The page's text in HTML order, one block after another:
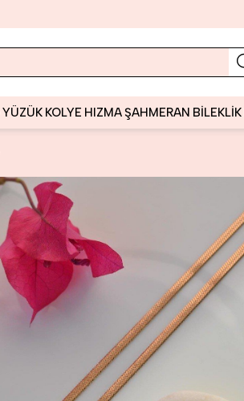
YÜZÜK KOLYE HIZMAŞAHMERAN BİLEKLİK